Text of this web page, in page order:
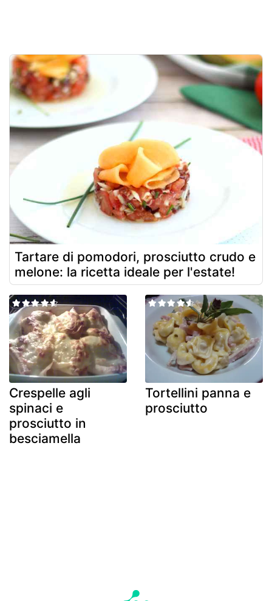
Tartare di pomodori, prosciutto crudo e
melone: la ricetta ideale per l'estate!
Crespelle agli
spinaci e
prosciutto in
besciamella
Tortellini panna e
prosciutto